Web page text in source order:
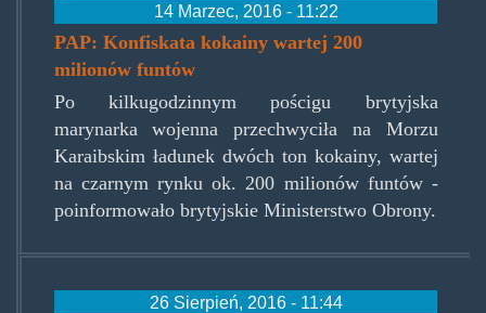
14 Marzec, 2016 - 11:22
PAP: Konfiskata kokainy wartej 200
milionów funtów
Po kilkugodzinnym pościgu brytyjska
marynarka wojenna przechwyciła na Morzu
Karaibskim ładunek dwóch ton kokainy, wartej
na czarnym rynku ok. 200 milionów funtów -
poinformowało brytyjskie Ministerstwo Obrony.
26 Sierpień, 2016 - 11:44